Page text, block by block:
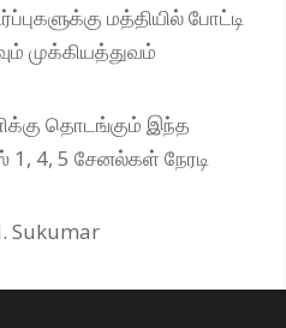
மத்தியில் போட்டி
முக்கியத்துவம்
தொடங்கும் இந்த
4, 5 சேனல்கள் நேரடி
Sukumar